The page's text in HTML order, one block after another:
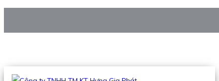
Hotline:0938 906 663